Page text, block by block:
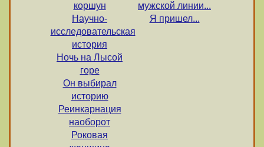
коршун
Научно-
исследовательская
история
Ночь на Лысой
горе
Он выбирал
историю
Реинкарнация
наоборот
Роковая
мужской линии...
Я пришел...